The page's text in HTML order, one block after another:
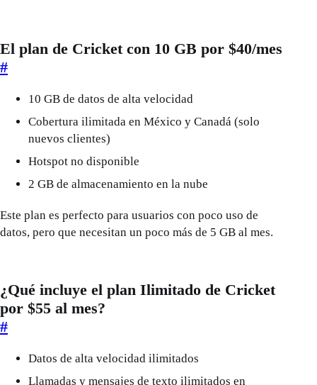
El plan de Cricket con 10 GB por $40/mes
#
10 GB de datos de alta velocidad
Cobertura ilimitada en México y Canadá (solo
nuevos clientes)
Hotspot no disponible
2 GB de almacenamiento en la nube
Este plan es perfecto para usuarios con poco uso de
datos, pero que necesitan un poco más de 5 GB al mes.
¿Qué incluye el plan Ilimitado de Cricket
por $55 al mes?
#
Datos de alta velocidad ilimitados
Llamadas y mensajes de texto ilimitados en